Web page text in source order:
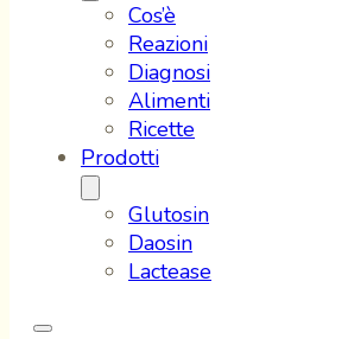
Cos’è
Reazioni
Diagnosi
Alimenti
Ricette
Prodotti
Glutosin
Daosin
Lactease